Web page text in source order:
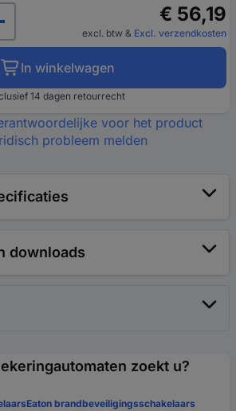
€ 56,19
excl. btw & Excl. verzendkosten
In winkelwagen
14 dagen retourrecht
voor het product
probleem melden
downloads
zoekt u?
Eaton brandbeveiligingsschakelaars